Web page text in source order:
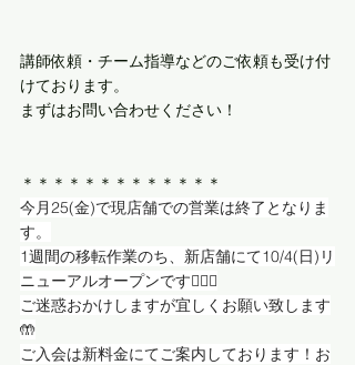
講師依頼・チーム指導などのご依頼も受け付
けております。
まずはお問い合わせください！
＊＊＊＊＊＊＊＊＊＊＊＊＊
今月25(金)で現店舗での営業は終了となりま
す。
1週間の移転作業のち、新店舗にて10/4(日)リ
ニューアルオープンです🏋️‍♀️🔥
ご迷惑おかけしますが宜しくお願い致します
🤲
ご入会は新料金にてご案内しております！お